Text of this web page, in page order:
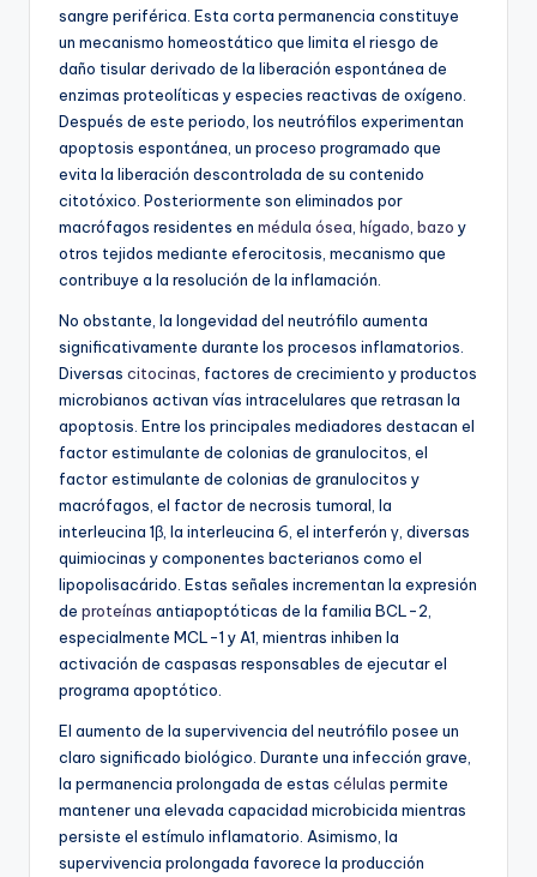
sangre periférica. Esta corta permanencia constituye
un mecanismo homeostático que limita el riesgo de
daño tisular derivado de la liberación espontánea de
enzimas proteolíticas y especies reactivas de oxígeno.
Después de este periodo, los neutrófilos experimentan
apoptosis espontánea, un proceso programado que
evita la liberación descontrolada de su contenido
citotóxico. Posteriormente son eliminados por
macrófagos residentes en médula ósea hígado bazo y
otros tejidos mediante eferocitosis, mecanismo que
contribuye a la resolución de la inflamación.
No obstante, la longevidad del neutrófilo aumenta
significativamente durante los procesos inflamatorios.
Diversas citocinas , factores de crecimiento y productos
microbianos activan vías intracelulares que retrasan la
apoptosis. Entre los principales mediadores destacan el
factor estimulante de colonias de granulocitos, el
factor estimulante de colonias de granulocitos y
macrófagos, el factor de necrosis tumoral, la
interleucina 1β, la interleucina 6, el interferón γ, diversas
quimiocinas y componentes bacterianos como el
lipopolisacárido. Estas señales incrementan la expresión
de proteínas antiapoptóticas de la familia BCL-2,
especialmente MCL-1 y A1, mientras inhiben la
activación de caspasas responsables de ejecutar el
programa apoptótico.
El aumento de la supervivencia del neutrófilo posee un
claro significado biológico. Durante una infección grave,
la permanencia prolongada de estas células permite
mantener una elevada capacidad microbicida mientras
persiste el estímulo inflamatorio. Asimismo, la
supervivencia prolongada favorece la producción